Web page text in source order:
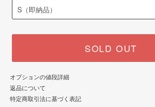
SOLD OUT
オプションの値段詳細
返品について
特定商取引法に基づく表記